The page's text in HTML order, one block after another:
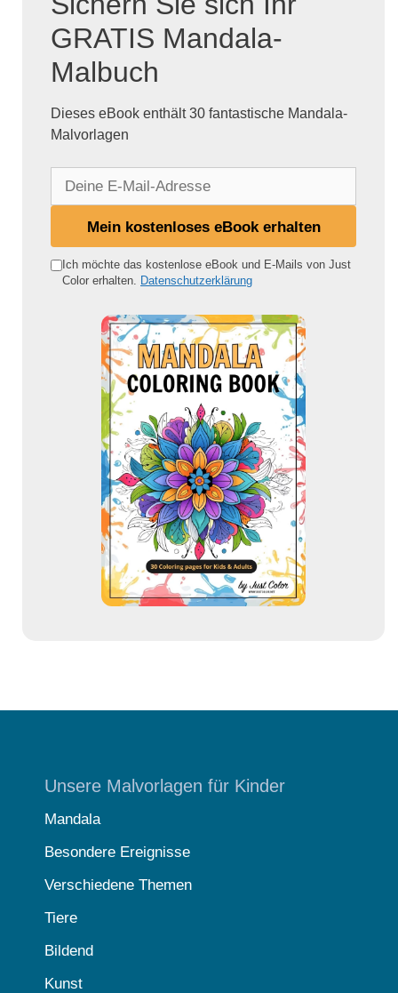
GRATIS Mandala-
Malbuch
Dieses eBook enthält 30 fantastische Mandala-
Malvorlagen
e
Mein kostenloses eBook erhalten
Ich möchte das kostenlose eBook und E-Mails von Just
Color erhalten. Datenschutzerklärung
Unsere Malvorlagen für Kinder
Mandala
Besondere Ereignisse
Verschiedene Themen
Tiere
Bildend
Kunst